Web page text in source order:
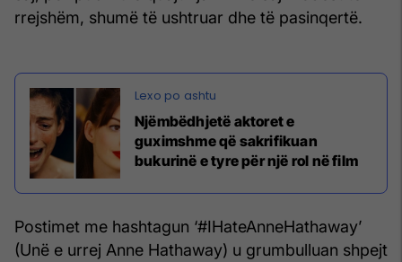
rrejshëm, shumë të ushtruar dhe të pasinqertë.
Njëmbëdhjetë aktoret e
guximshme që sakrifikuan
bukurinë e tyre për një rol në film
Postimet me hashtagun ‘#IHateAnneHathaway’
(Unë e urrej Anne Hathaway) u grumbulluan shpejt